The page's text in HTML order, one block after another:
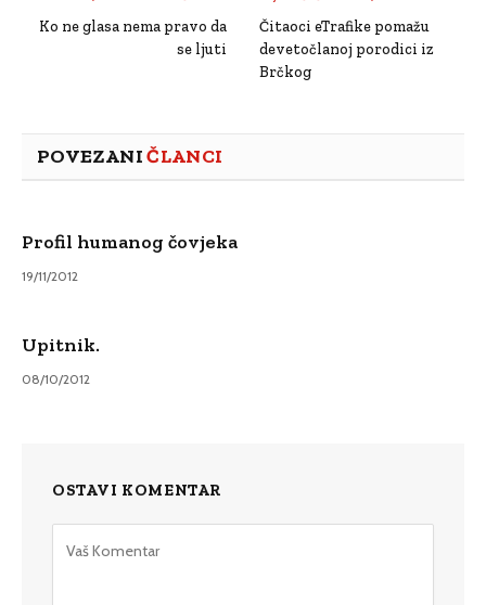
Ko ne glasa nema pravo da
se ljuti
Čitaoci eTrafike pomažu
devetočlanoj porodici iz
Brčkog
POVEZANIČLANCI
Profil humanog čovjeka
19/11/2012
Upitnik.
08/10/2012
OSTAVI KOMENTAR